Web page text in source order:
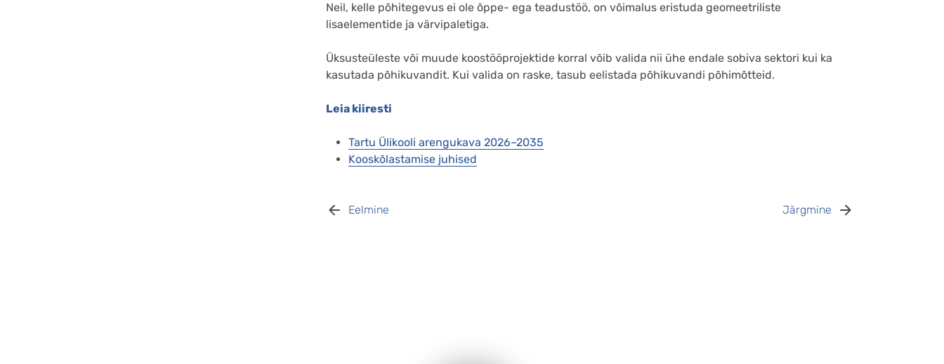
Neil, kelle põhitegevus ei ole õppe- ega teadustöö, on võimalus eristuda geomeetriliste
lisaelementide ja värvipaletiga.
Üksusteüleste või muude koostööprojektide korral võib valida nii ühe endale sobiva sektori kui ka
kasutada põhikuvandit. Kui valida on raske, tasub eelistada põhikuvandi põhimõtteid.
Leia kiiresti
Tartu Ülikooli arengukava 2026–2035
Kooskõlastamise juhised
Eelmine Järgmine